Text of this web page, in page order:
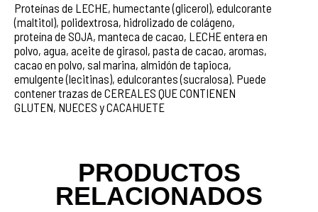
Proteínas de LECHE, humectante (glicerol), edulcorante
(maltitol), polidextrosa, hidrolizado de colágeno,
proteína de SOJA, manteca de cacao, LECHE entera en
polvo, agua, aceite de girasol, pasta de cacao, aromas,
cacao en polvo, sal marina, almidón de tapioca,
emulgente (lecitinas), edulcorantes (sucralosa). Puede
contener trazas de CEREALES QUE CONTIENEN
GLUTEN, NUECES y CACAHUETE
PRODUCTOS
RELACIONADOS